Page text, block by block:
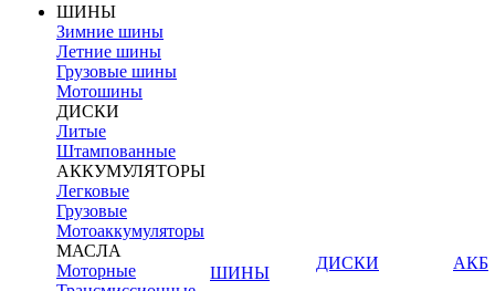
ШИНЫ
Зимние шины
Летние шины
Грузовые шины
Мотошины
ДИСКИ
Литые
Штампованные
АККУМУЛЯТОРЫ
Легковые
Грузовые
Мотоаккумуляторы
МАСЛА
Моторные
ШИНЫ
ДИСКИ
АКБ